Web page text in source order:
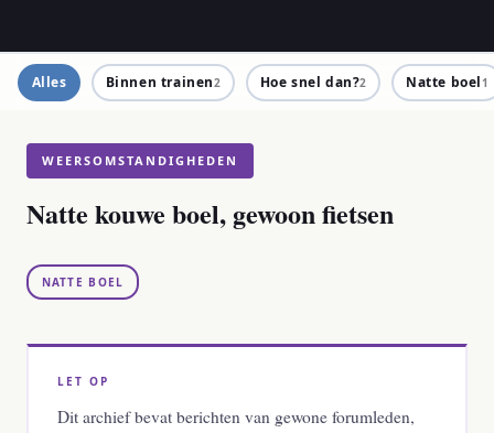
Alles Binnen trainen2 Hoe snel dan?2 Natte boel 1
WEERSOMSTANDIGHEDEN
Natte kouwe boel, gewoon fietsen
NATTE BOEL
LET OP
Dit archief bevat berichten van gewone forumleden,